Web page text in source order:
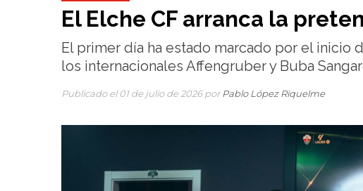
El Elche CF arranca la
El primer día ha estado marcado por el inicio
los internacionales Affengruber y Buba
Publicado el 01 de julio de 2026 porPablo López Riquelme